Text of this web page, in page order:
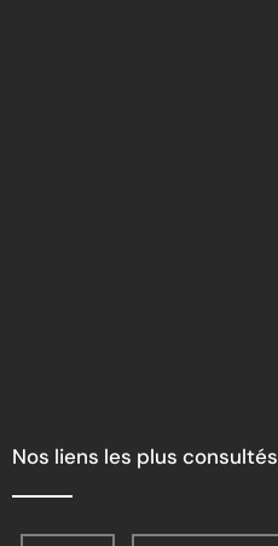
Nos liens les plus consultés